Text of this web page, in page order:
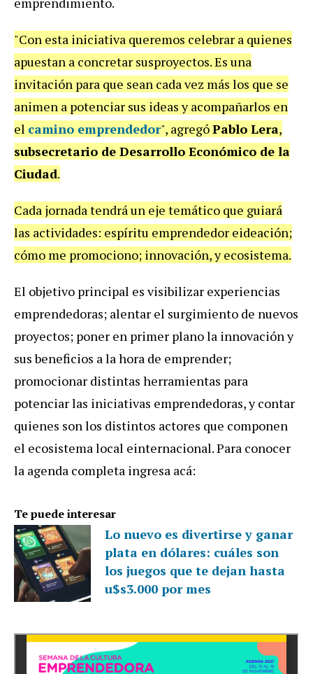
"Con esta iniciativa queremos celebrar a quienes
apuestan a concretar susproyectos.Es una
invitación para que sean cada vez más los que se
animen a potenciar sus ideas y acompañarlos en
el camino emprendedor", agregóPablo Lera,
subsecretario de Desarrollo Económico de la
Ciudad.
Cada jornada tendrá un eje temático que guiará
las actividades: espíritu emprendedor eideación;
cómo me promociono; innovación, y ecosistema.
El objetivo principal es visibilizar experiencias
emprendedoras; alentar el surgimiento de nuevos
proyectos; poner en primer plano la innovación y
sus beneficios a la hora de emprender;
promocionar distintas herramientas para
potenciar las iniciativas emprendedoras, y contar
quienes son los distintos actores que componen
el ecosistema local einternacional. Para conocer
la agenda completa ingresa acá:
Te puede interesar
Lo nuevo es divertirse y ganar
plata en dólares: cuáles son
los juegos que te dejan hasta
u$s3.000 por mes